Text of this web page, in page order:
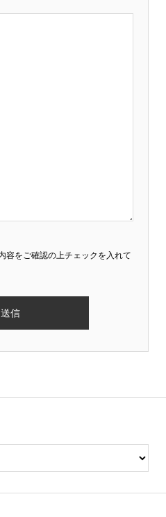
容をご確認の上チェックを入れて